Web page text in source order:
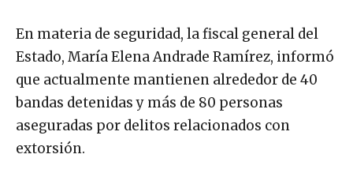
En materia de seguridad, la fiscal general del
Estado, María Elena Andrade Ramírez, informó
que actualmente mantienen alrededor de 40
bandas detenidas y más de 80 personas
aseguradas por delitos relacionados con
extorsión.